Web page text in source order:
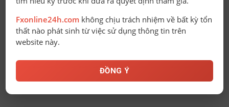
KNF – Tổng quan về giấy phép và cách tra cứu giấy
Bài mới
Ebook – Bí Quyết Tay Trắng Thành Triệu Phú
BÀI VIẾT LIÊN QUAN
Fxonline24h.com không chịu trách nhiệm về bất kỳ tổn
thất nào phát sinh từ việc sử dụng thông tin trên
website này.
ĐỒNG Ý